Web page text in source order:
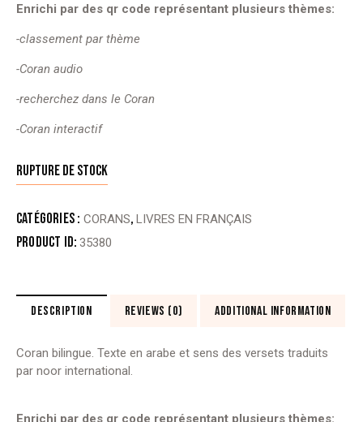
Enrichi par des qr code représentant plusieurs thèmes:
-classement par thème
-Coran audio
-recherchez dans le Coran
-Coran interactif
Rupture de stock
Catégories : CORANS,LIVRES EN FRANÇAIS
Product ID:35380
DESCRIPTION REVIEWS (0) ADDITIONAL INFORMATION
Coran bilingue. Texte en arabe et sens des versets traduits
par noor international.
Enrichi par des qr code représentant plusieurs thèmes: